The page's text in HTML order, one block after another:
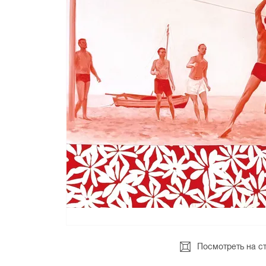
Посмотреть на